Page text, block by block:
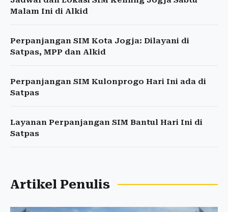
Malam Ini di Alkid
Perpanjangan SIM Kota Jogja: Dilayani di
Satpas, MPP dan Alkid
Perpanjangan SIM Kulonprogo Hari Ini ada di
Satpas
Layanan Perpanjangan SIM Bantul Hari Ini di
Satpas
Artikel Penulis